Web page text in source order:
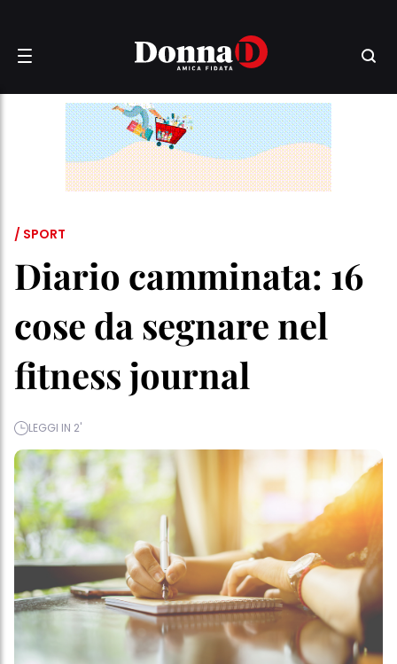
/ SPORT
Diario camminata: 16
cose da segnare nel
fitness journal
LEGGI IN 2'